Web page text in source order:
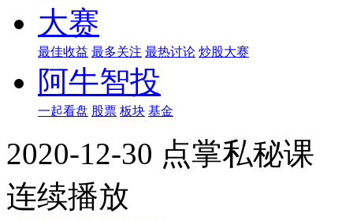
大赛
最佳收益 最多关注 最热讨论 炒股大赛
阿牛智投
一起看盘 股票 板块 基金
2020-12-30 点掌私秘课
连续播放